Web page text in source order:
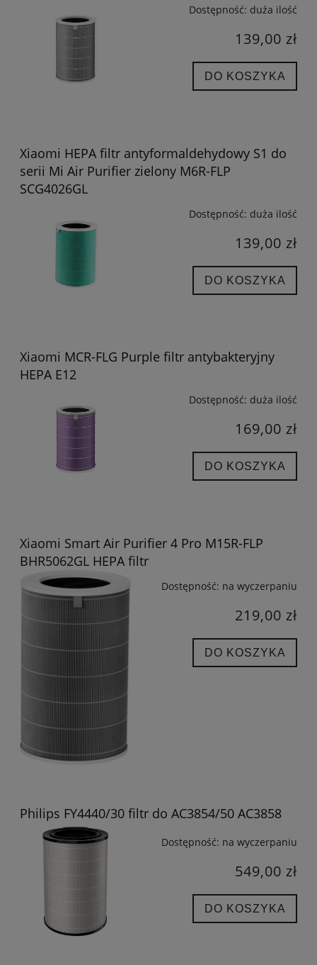
Dostępność: duża ilość
139,00 zł
DO KOSZYKA
Xiaomi HEPA filtr antyformaldehydowy S1 do
serii Mi Air Purifier zielony M6R-FLP
SCG4026GL
Dostępność: duża ilość
139,00 zł
DO KOSZYKA
Xiaomi MCR-FLG Purple filtr antybakteryjny
HEPA E12
Dostępność: duża ilość
169,00 zł
DO KOSZYKA
Xiaomi Smart Air Purifier 4 Pro M15R-FLP
BHR5062GL HEPA filtr
Dostępność: na wyczerpaniu
219,00 zł
DO KOSZYKA
Philips FY4440/30 filtr do AC3854/50 AC3858
Dostępność: na wyczerpaniu
549,00 zł
DO KOSZYKA